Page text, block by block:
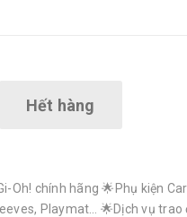
Hết hàng
Oh! chính hãng 🌟Phụ kiện
Playmat… 🌟Dịch vụ